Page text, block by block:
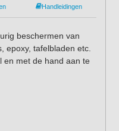
Handleidingen
beschermen van
epoxy, tafelbladen etc.
en met de hand aan te